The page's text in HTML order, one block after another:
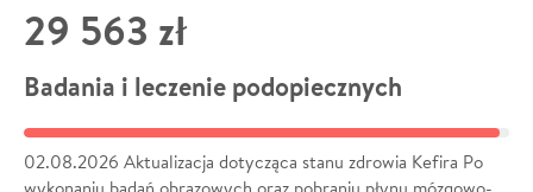
29 563 zł
Badania i leczenie podopiecznych
02.08.2026 Aktualizacja dotycząca stanu zdrowia Kefira Po